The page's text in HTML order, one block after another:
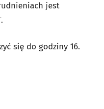
jest
się do godziny 16.